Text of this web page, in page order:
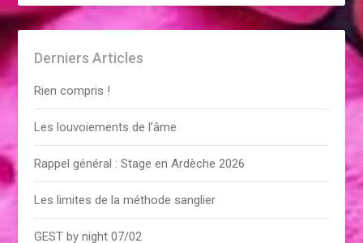
Derniers Articles
Rien compris !
Les louvoiements de l’âme
Rappel général : Stage en Ardèche 2026
Les limites de la méthode sanglier
GEST by night 07/02